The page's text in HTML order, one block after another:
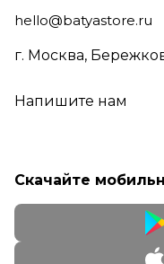
hello@batyastore.ru
г. Москва,
Напишите нам
Скачайте